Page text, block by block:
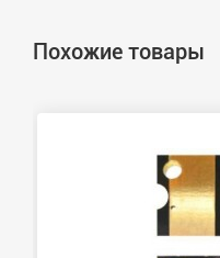
Похожие товары